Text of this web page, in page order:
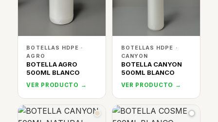
BOTELLAS HDPE ·
AGRO
BOTELLA AGRO
500ML BLANCO
VER PRODUCTO →
BOTELLAS HDPE ·
CANYON
BOTELLA CANYON
500ML BLANCO
VER PRODUCTO →